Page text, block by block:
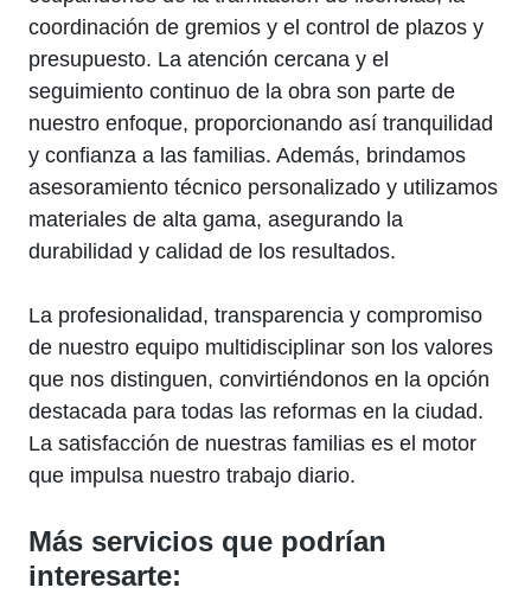
coordinación de gremios y el control de plazos y
presupuesto. La atención cercana y el
seguimiento continuo de la obra son parte de
nuestro enfoque, proporcionando así tranquilidad
y confianza a las familias. Además, brindamos
asesoramiento técnico personalizado y utilizamos
materiales de alta gama, asegurando la
durabilidad y calidad de los resultados.
La profesionalidad, transparencia y compromiso
de nuestro equipo multidisciplinar son los valores
que nos distinguen, convirtiéndonos en la opción
destacada para todas las reformas en la ciudad.
La satisfacción de nuestras familias es el motor
que impulsa nuestro trabajo diario.
Más servicios que podrían
interesarte: